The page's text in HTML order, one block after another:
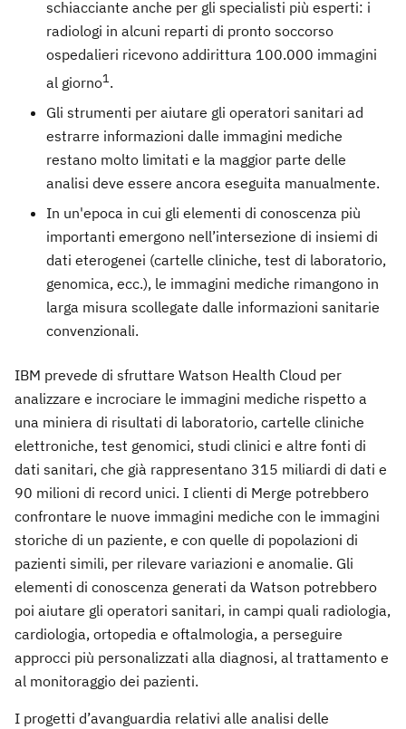
schiacciante anche per gli specialisti più esperti: i
radiologi in alcuni reparti di pronto soccorso
ospedalieri ricevono addirittura 100.000 immagini
al giorno1.
Gli strumenti per aiutare gli operatori sanitari ad
estrarre informazioni dalle immagini mediche
restano molto limitati e la maggior parte delle
analisi deve essere ancora eseguita manualmente.
In un'epoca in cui gli elementi di conoscenza più
importanti emergono nell’intersezione di insiemi di
dati eterogenei (cartelle cliniche, test di laboratorio,
genomica, ecc.), le immagini mediche rimangono in
larga misura scollegate dalle informazioni sanitarie
convenzionali.
IBM prevede di sfruttare Watson Health Cloud per
analizzare e incrociare le immagini mediche rispetto a
una miniera di risultati di laboratorio, cartelle cliniche
elettroniche, test genomici, studi clinici e altre fonti di
dati sanitari, che già rappresentano 315 miliardi di dati e
90 milioni di record unici. I clienti di Merge potrebbero
confrontare le nuove immagini mediche con le immagini
storiche di un paziente, e con quelle di popolazioni di
pazienti simili, per rilevare variazioni e anomalie. Gli
elementi di conoscenza generati da Watson potrebbero
poi aiutare gli operatori sanitari, in campi quali radiologia,
cardiologia, ortopedia e oftalmologia, a perseguire
approcci più personalizzati alla diagnosi, al trattamento e
al monitoraggio dei pazienti.
I progetti d’avanguardia relativi alle analisi delle